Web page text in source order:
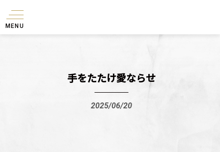
MENU
手をたたけ愛ならせ
2025/06/20